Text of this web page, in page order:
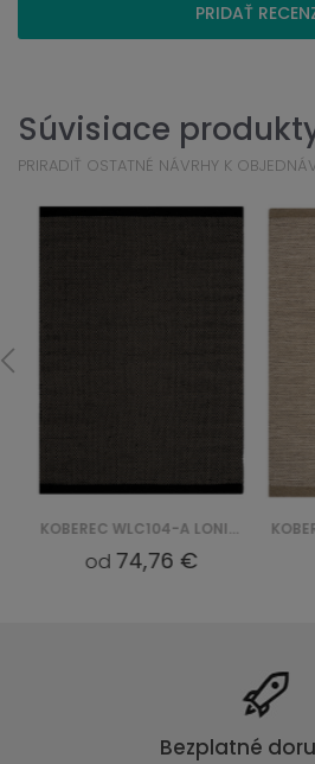
PRIDAŤ
Súvisiace
PRIRADIŤ OSTATNÉ NÁVRHY K
KOBEREC WLC104-A LONI - CZARNY
od74,76 €
Bezplatné